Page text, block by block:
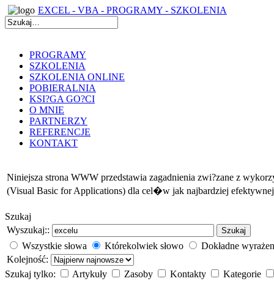
EXCEL - VBA - PROGRAMY - SZKOLENIA
PROGRAMY
SZKOLENIA
SZKOLENIA ONLINE
POBIERALNIA
KSI?GA GO?CI
O MNIE
PARTNERZY
REFERENCJE
KONTAKT
Niniejsza strona WWW przedstawia zagadnienia zwi?zane z
(Visual Basic for Applications) dla cel�w jak najbardziej
Szukaj
Wyszukaj::
Szukaj
Wszystkie słowa Którekolwiek słowo
Dokładne
Kolejność:
Szukaj tylko:
Artykuły Zasoby Kontakty Kategorie